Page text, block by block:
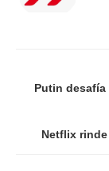
Putin desafía
Netflix rinde